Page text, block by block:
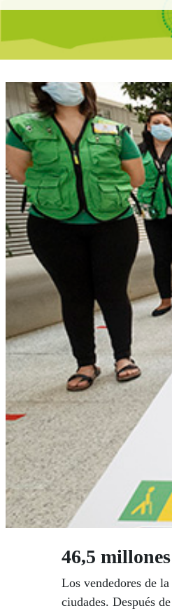
46,5
Los vendedores de
ciudades. Después